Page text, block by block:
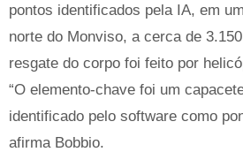
pontos identificados pela IA, em
norte do Monviso, a cerca de
resgate do corpo foi feito por
“O elemento-chave foi um
identificado pelo software como
afirma Bobbio.